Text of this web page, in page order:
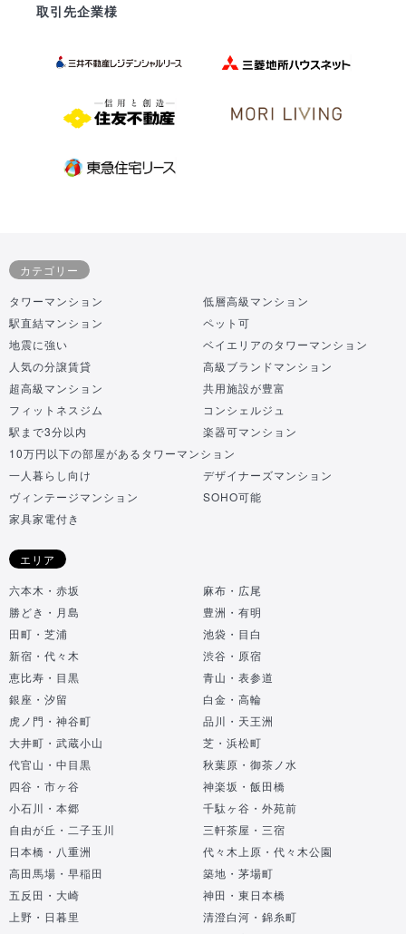
取引先企業様
カテゴリー
タワーマンション
低層高級マンション
駅直結マンション
ペット可
地震に強い
ベイエリアのタワーマンション
人気の分譲賃貸
高級ブランドマンション
超高級マンション
共用施設が豊富
フィットネスジム
コンシェルジュ
駅まで3分以内
楽器可マンション
10万円以下の部屋があるタワーマンション
一人暮らし向け
デザイナーズマンション
ヴィンテージマンション
SOHO可能
家具家電付き
エリア
六本木・赤坂
麻布・広尾
勝どき・月島
豊洲・有明
田町・芝浦
池袋・目白
新宿・代々木
渋谷・原宿
恵比寿・目黒
青山・表参道
銀座・汐留
白金・高輪
虎ノ門・神谷町
品川・天王洲
大井町・武蔵小山
芝・浜松町
代官山・中目黒
秋葉原・御茶ノ水
四谷・市ヶ谷
神楽坂・飯田橋
小石川・本郷
千駄ヶ谷・外苑前
自由が丘・二子玉川
三軒茶屋・三宿
日本橋・八重洲
代々木上原・代々木公園
高田馬場・早稲田
築地・茅場町
五反田・大崎
神田・東日本橋
上野・日暮里
清澄白河・錦糸町